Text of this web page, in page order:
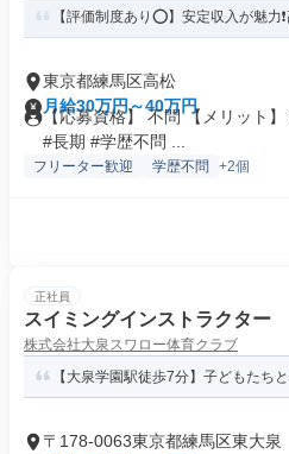
【評価制度あり⭕️】安定収入が魅力
東京都練馬区高松
月給30万円～40万円
【応募資格】 不問 【メリット
#長期 #学歴不問 ...
フリーター歓迎 学歴不問 +2個
正社員
スイミングインストラクター
株式会社大泉スワロー体育クラブ
【大泉学園駅徒歩7分】子どもたち
〒178-0063東京都練馬区東大泉